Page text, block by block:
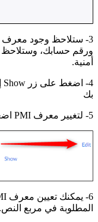
أمنية.
بك
5- لتغيير معرف PMI اضغط على Edit على الجهة اليمنى من النافذة
المطلوبة في مربع النص.